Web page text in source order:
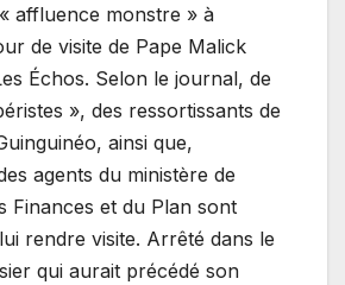
affluence monstre » à
de visite de Pape Malick
Échos. Selon le journal, de
», des ressortissants de
ainsi que,
agents du ministère de
Finances et du Plan sont
rendre visite. Arrêté dans le
qui aurait précédé son